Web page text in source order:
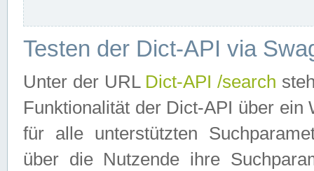
Testen der Dict-API via
Unter der URL Dict-API /search
Funktionalität der Dict-API über
für alle unterstützten
über die Nutzende ihre